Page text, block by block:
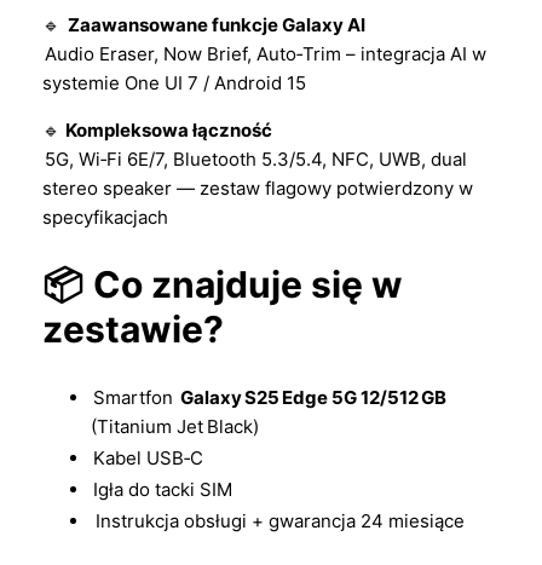
🔹 Zaawansowane funkcje Galaxy AI
Audio Eraser, Now Brief, Auto‑Trim – integracja AI w
systemie One UI 7 / Android 15
🔹 Kompleksowa łączność
5G, Wi‑Fi 6E/7, Bluetooth 5.3/5.4, NFC, UWB, dual
stereo speaker — zestaw flagowy potwierdzony w
specyfikacjach
📦 Co znajduje się w
zestawie?
Smartfon Galaxy S25 Edge 5G 12/512 GB
(Titanium Jet Black)
Kabel USB‑C
Igła do tacki SIM
Instrukcja obsługi + gwarancja 24 miesiące